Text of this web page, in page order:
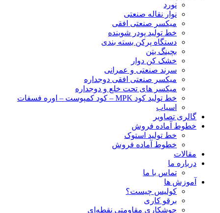
نورد
نوار نقاله صنعتی
ميكسر صنعتی افقی
خط تولید پودر شوينده
دستگاه پرکن بسته بندی
بچينگ بتن
خشک کن دوار
سرند صنعتی و عمرانی
میکسر صنعتی افقی دوجداره
میکسر های تحت خلع و دوجداره
خط تولید کود MPK – کود کمپوست – اوره فسفات
اسیاب
گالری تصاویر
خطوط آماده فروش
خط تولید استوک
خطوط آماده فروش
مقالات
درباره ما
تماس با ما
آموزش ها
کولیس چیست؟
برقو کاری
جوشکاری مقاومتی نقطه‌ای